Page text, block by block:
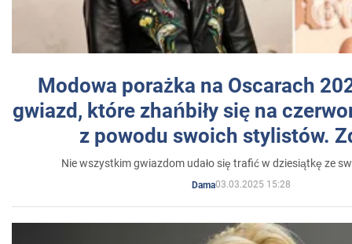
Modowa porażka na Oscarach
gwiazd, które zhańbiły się na
z powodu swoich stylistów.
Nie wszystkim gwiazdom udało się trafić w dziesiątkę ze
Dama03.03.2025 15:28